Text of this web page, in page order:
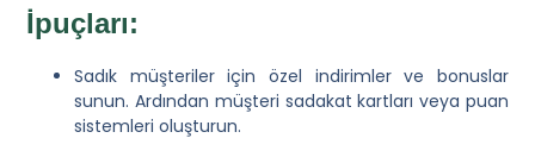
İpuçları:
Sadık müşteriler için özel indirimler ve bonuslar
sunun. Ardından müşteri sadakat kartları veya puan
sistemleri oluşturun.